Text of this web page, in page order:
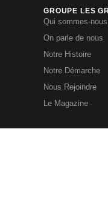
GROUPE LES
Qui sommes-
On parle de nous
Notre Histoire
Notre Démarche
Nous Rejoindre
Le Magazine